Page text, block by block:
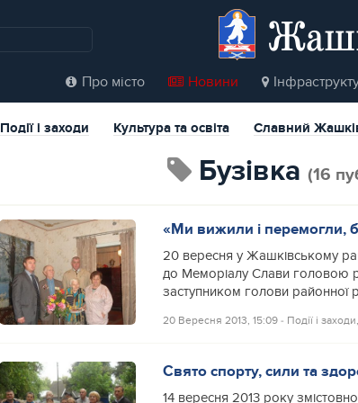
Про місто Новини
Події і заходи Культура та освіта Славний
Бузівка (16
«Ми вижили і перемогли,
20 вересня у Жашківському
до Меморіалу Слави головою
заступником голови районної
20 Вересня 2013, 15:09 ‐ Події і заходи,
Свято спорту, сили та
14 вересня 2013 року